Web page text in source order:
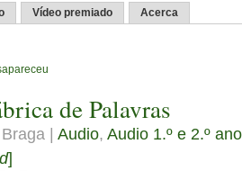
Vídeo premiado Acerca
de Palavras
| Audio, Audio 1.º e 2.º ano
]